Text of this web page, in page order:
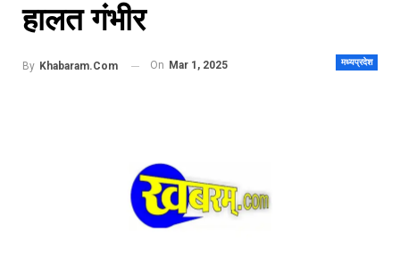
हालत गंभीर
मध्यप्रदेश
By Khabaram.Com On Mar 1, 2025